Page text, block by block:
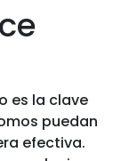
es la clave
puedan
efectiva.